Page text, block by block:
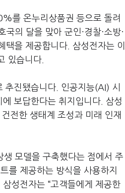
를 온누리상품권 등으로 돌려
국의 달을 맞아 군인·경찰·소방·
택을 제공합니다
삼성전자는 이
있습니다
추진됐습니다 인공지능(AI) 시
에 보답한다는 취지입니다
삼성
전한 생태계 조성과 미래 인재
모델을 구축했다는 점에서 주
를 제공하는 방식을 사용하지
삼성전자는 “고객들에게 제공한